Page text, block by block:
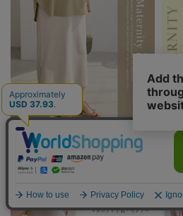
マタニティ スカートカテゴリ マ